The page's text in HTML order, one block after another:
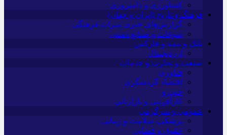
کشاورزی و دامپروری
فرهنگ و تاریخ (ایران و جهان)
گزارش‌های خبری میراث فرهنگی
سوغات و صنایع دستی
بانک و بیمه و فارکس
ارزدیجیتال
صنعت و تجارت و خدمات
فناوری
اقتصاد گردشگری
خودرو
کارآفرینی و بازاریابی
عمومی و سرگرمی
پزشکی، سلامت و زیبایی
حقوق و قضایی